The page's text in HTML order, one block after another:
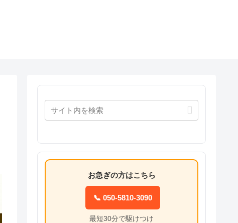
お急ぎの方はこちら
📞 050-5810-3090
最短30分で駆けつけ